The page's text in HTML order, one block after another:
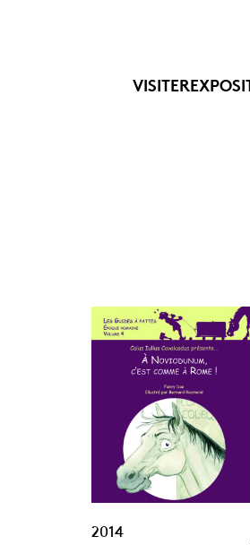
VISITER
2014